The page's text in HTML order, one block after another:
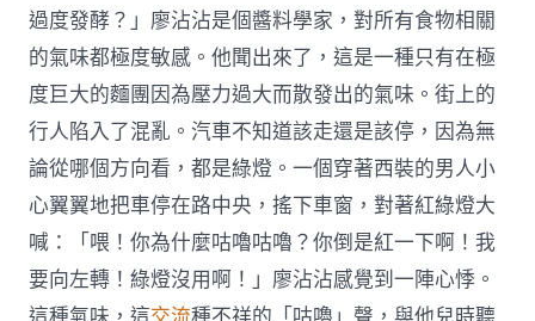
過度發酵？」廖沾沾是個醬料學家，對所有食物相關
的氣味都極度敏感。他聞出來了，這是一種只有在極
度巨大的麵團因為壓力過大而散發出的氣味。街上的
行人陷入了混亂。汽車不知道該走還是該停，因為無
論從哪個方向看，都是綠燈。一個穿著西裝的男人小
心翼翼地把車停在路中央，搖下車窗，對著紅綠燈大
喊：「喂！你為什麼咕嚕咕嚕？你倒是紅一下啊！我
要向左轉！綠燈沒用啊！」廖沾沾感覺到一陣心悸。